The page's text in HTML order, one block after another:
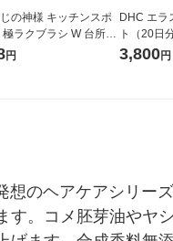
の神様 キッチンスポ
極ラクブラシ W 台所用
要 茶しぶ・油汚れに
円
DHC エラ
ト（20日
（40粒）
3,800円
のヘアケアシリー
。コメ胚芽油やヤ